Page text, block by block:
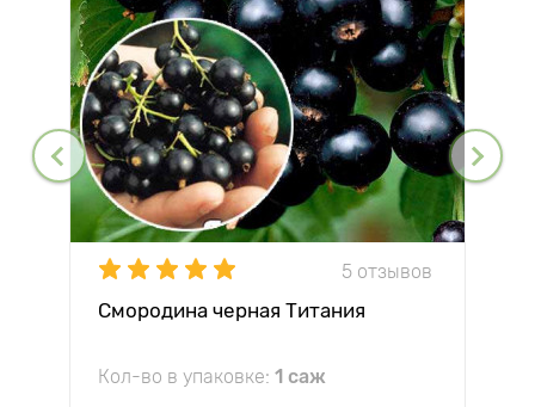
5 отзывов
Смородина черная Титания
Кол-во в упаковке: 1 саж